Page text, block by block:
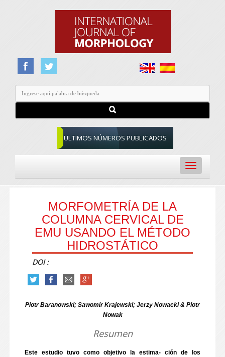
ULTIMOS NÚMEROS PUBLICADOS
Toggle
navigation
MORFOMETRÍA DE LA
COLUMNA CERVICAL DE
EMU USANDO EL MÉTODO
HIDROSTÁTICO
DOI :
Piotr Baranowski; Sawomir Krajewski; Jerzy Nowacki & Piotr
Nowak
Resumen
Este estudio tuvo como objetivo la estima- ción de los